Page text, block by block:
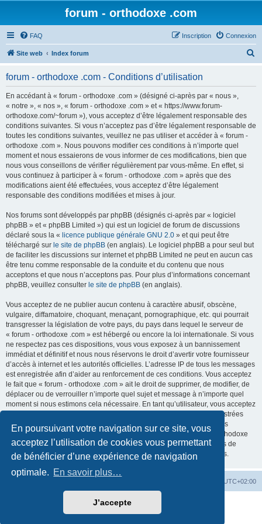
En poursuivant votre navigation sur ce site, vous
acceptez l’utilisation de cookies vous permettant
de bénéficier d’une expérience de navigation
optimale. En savoir plus…
J’accepte
forum - orthodoxe .com
FAQ Connexion
Inscription
Site web Index forum
forum - orthodoxe .com - Conditions d’utilisation
En accédant à « forum - orthodoxe .com » (désigné ci-après par « nous »,
« notre », « nos », « forum - orthodoxe .com » et « https://www.forum-
orthodoxe.com/~forum »), vous acceptez d’être légalement responsable des
conditions suivantes. Si vous n’acceptez pas d’être légalement responsable de
toutes les conditions suivantes, veuillez ne pas utiliser et accéder à « forum -
orthodoxe .com ». Nous pouvons modifier ces conditions à n’importe quel
moment et nous essaierons de vous informer de ces modifications, bien que
nous vous conseillons de vérifier régulièrement par vous-même. En effet, si
vous continuez à participer à « forum - orthodoxe .com » après que des
modifications aient été effectuées, vous acceptez d’être légalement
responsable des conditions modifiées et mises à jour.
Nos forums sont développés par phpBB (désignés ci-après par « logiciel
phpBB » et « phpBB Limited ») qui est un logiciel de forum de discussions
déclaré sous la « licence publique générale GNU 2.0 » et qui peut être
téléchargé sur le site de phpBB (en anglais). Le logiciel phpBB a pour seul but
de faciliter les discussions sur internet et phpBB Limited ne peut en aucun cas
être tenu comme responsable de la conduite et du contenu que nous
acceptons et que nous n’acceptons pas. Pour plus d’informations concernant
phpBB, veuillez consulter le site de phpBB (en anglais).
Vous acceptez de ne publier aucun contenu à caractère abusif, obscène,
vulgaire, diffamatoire, choquant, menaçant, pornographique, etc. qui pourrait
transgresser la législation de votre pays, du pays dans lequel le serveur de
« forum - orthodoxe .com » est hébergé ou encore la loi internationale. Si vous
ne respectez pas ces dispositions, vous vous exposez à un bannissement
immédiat et définitif et nous nous réservons le droit d’avertir votre fournisseur
d’accès à internet et les autorités officielles. L’adresse IP de tous les messages
est enregistrée afin d’aider au renforcement de ces conditions. Vous acceptez
le fait que « forum - orthodoxe .com » ait le droit de supprimer, de modifier, de
déplacer ou de verrouiller n’importe quel sujet et message à n’importe quel
moment si nous estimons cela nécessaire. En tant qu’utilisateur, vous acceptez
que toutes les informations que vous avez renseignées soient enregistrées
dans notre base de données. Bien que ces informations ne seront pas
diffusées à une tierce partie sans votre consentement, ni « forum - orthodoxe
.com », ni phpBB, ne pourront être tenus comme responsables en cas de
tentative de piratage informatique visant à compromettre vos données.
UTC+02:00
phpBB® Forum Software © phpBB Limited
©